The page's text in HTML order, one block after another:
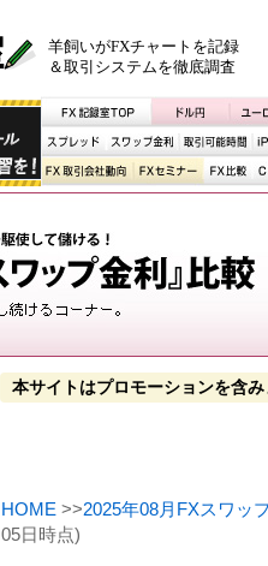
羊飼いがFXチャートを記録
＆取引システムを徹底調査
本サイトはプロモーションを含み
HOME >>2025年08月FXスワッ
05日時点)